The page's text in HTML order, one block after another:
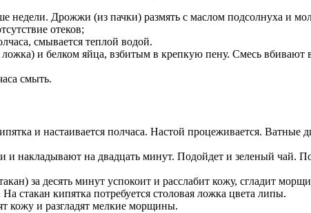
недели. Дрожжи (из пачки) размять с маслом подсолнуха и
отеков;
смывается теплой водой.
и белком яйца, взбитым в крепкую пену. Смесь
смыть.
и настаивается полчаса. Настой процеживается. Ватные
накладывают на двадцать минут. Подойдет и зеленый чай.
за десять минут успокоит и расслабит кожу, сгладит
стакан кипятка потребуется столовая ложка цвета липы.
кожу и разгладят мелкие морщины.